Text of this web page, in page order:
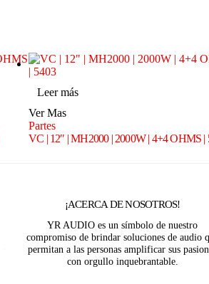
Leer más
Ver Mas
Partes
VC | 12″ | MH2000 | 2000W | 4+4 OHMS |
¡ACERCA DE NOSOTROS!
YR AUDIO es un símbolo de nuestro
compromiso de brindar soluciones de audio
permitan a las personas amplificar sus
con orgullo inquebrantable.